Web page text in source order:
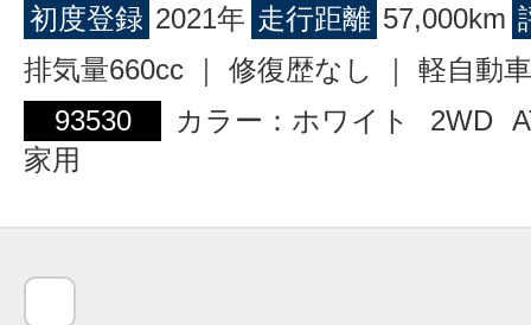
初度登録 2021年 走行距離 57,000km
排気量660cc ｜ 修復歴なし ｜ 軽自動車
93530
カラー：ホワイト 2WD
家用